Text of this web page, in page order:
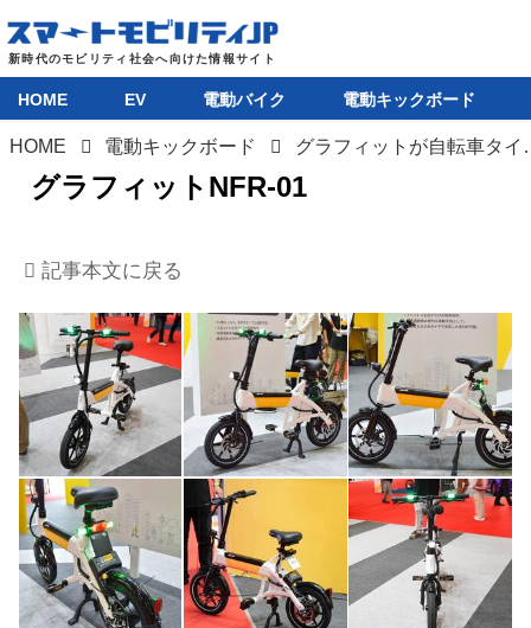
EV
電動バイク
電動キックボード
ライフスタイル
テクノロジー
このメディアについて
運営会社
HOME EV 電動バイク 電動キックボード
HOME 電動キックボード グラフィットが自転車タ
グラフィットNFR-01
記事本文に戻る